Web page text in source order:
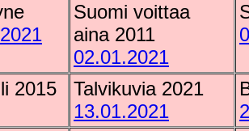
Suomi voittaa
aina 2011
02.01.2021
2015
Talvikuvia 2021
13.01.2021